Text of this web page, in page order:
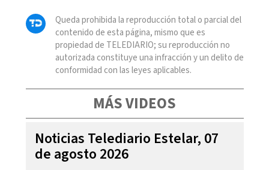
Queda prohibida la reproducción total o parcial del
contenido de esta página, mismo que es
propiedad de TELEDIARIO; su reproducción no
autorizada constituye una infracción y un delito de
conformidad con las leyes aplicables.
MÁS VIDEOS
Noticias Telediario Estelar, 07
de agosto 2026